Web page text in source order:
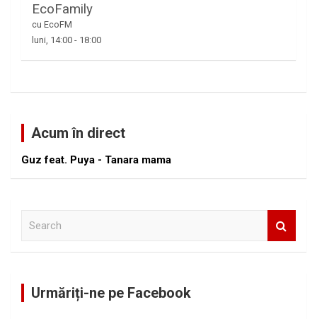
EcoFamily
cu EcoFM
luni, 14:00 - 18:00
Acum în direct
Guz feat. Puya - Tanara mama
Urmăriți-ne pe Facebook